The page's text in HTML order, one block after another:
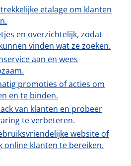
etalage om klanten
en overzichtelijk, zodat
vinden wat ze zoeken.
aan en wees
promoties of acties om
en te binden.
van klanten en probeer
te verbeteren.
website of
online klanten te bereiken.